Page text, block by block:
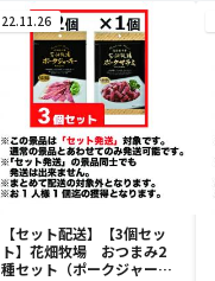
22.11.26
【セット配送】【3個セッ
ト】花畑牧場 おつまみ2
種セット（ポークジャーキ